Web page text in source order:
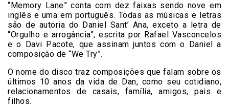
“Memory Lane” conta com dez faixas sendo nove em
inglês e uma em português. Todas as músicas e letras
são de autoria do Daniel Sant’ Ana, exceto a letra de
“Orgulho e arrogância”, escrita por Rafael Vasconcelos
e o Davi Pacote, que assinam juntos com o Daniel a
composição de “We Try”.
O nome do disco traz composições que falam sobre os
últimos 10 anos da vida de Dan, como seu cotidiano,
relacionamentos de casais, família, amigos, pais e
filhos.